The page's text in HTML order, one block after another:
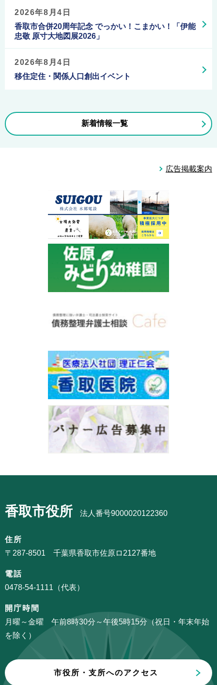
2026年8月4日
香取市合併20周年記念 でっかい！こまかい！「伊能
忠敬 原寸大地図展2026」
2026年8月4日
移住定住・関係人口創出イベント
新着情報一覧
広告掲載案内
こ
ま
で
香取市役所 法人番号9000020122360
住所
〒287-8501 千葉県香取市佐原ロ2127番地
電話
0478-54-1111（代表）
開庁時間
月曜～金曜 午前8時30分～午後5時15分（祝日・年末年始
を除く）
市役所・支所へのアクセス